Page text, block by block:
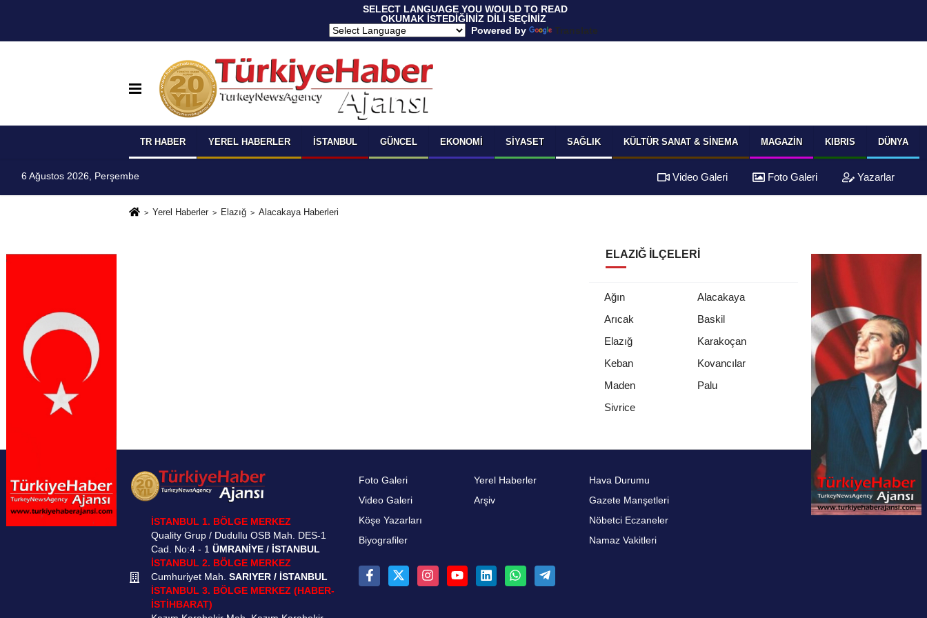
SELECT LANGUAGE YOU WOULD TO READ
OKUMAK İSTEDİĞİNİZ DİLİ SEÇİNİZ
Powered by
Translate
TR HABER YEREL HABERLER İSTANBUL GÜNCEL EKONOMI SIYASET SAĞLIK KÜLTÜR SANAT & SINEMA MAGAZIN KIBRIS DÜNYA
6 Ağustos 2026, Perşembe Video Galeri Foto Galeri Yazarlar
Yerel Haberler Elazığ Alacakaya Haberleri
ELAZIĞ İLÇELERI
Ağın
Alacakaya
Arıcak
Baskil
Elazığ
Karakoçan
Keban
Kovancılar
Maden
Palu
Sivrice
İSTANBUL 1. BÖLGE MERKEZ
Quality Grup / Dudullu OSB Mah. DES-1
Cad. No:4 - 1 ÜMRANİYE / İSTANBUL
İSTANBUL 2. BÖLGE MERKEZ
Cumhuriyet Mah. SARIYER / İSTANBUL
İSTANBUL 3. BÖLGE MERKEZ (HABER-
İSTİHBARAT)
Foto Galeri
Video Galeri
Köşe Yazarları
Biyografiler
Yerel Haberler
Arşiv
Hava Durumu
Gazete Manşetleri
Nöbetci Eczaneler
Namaz Vakitleri